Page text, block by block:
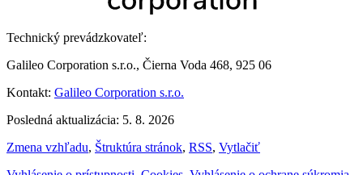
Technický prevádzkovateľ:
Galileo Corporation s.r.o., Čierna Voda 468, 925 06
Kontakt: Galileo Corporation s.r.o.
Posledná aktualizácia: 5. 8. 2026
Zmena vzhľadu, Štruktúra stránok, RSS, Vytlačiť